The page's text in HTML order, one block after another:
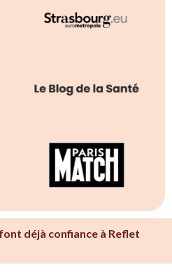
déjà confiance à Reflet